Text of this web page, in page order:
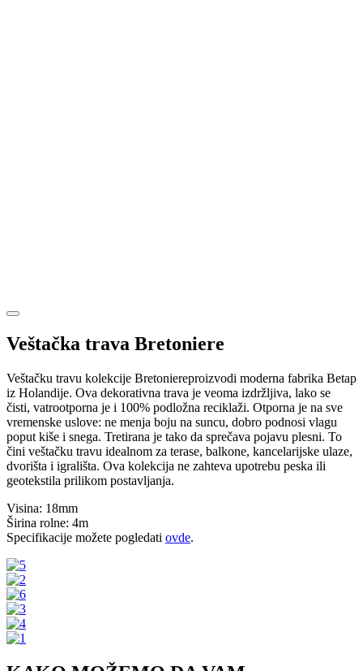
Veštačka trava Bretoniere
Veštačku travu kolekcije Bretoniereproizvodi moderna fabrika Betap
iz Holandije. Ova dekorativna trava je veoma izdržljiva, lako se
čisti, vatrootporna je i 100% podložna reciklaži. Otporna je na sve
vremenske uslove: ne menja boju na suncu, dobro podnosi vlagu
poput kiše i snega. Tretirana je tako da sprečava pojavu plesni. To
čini veštačku travu idealnom za terase, balkone, kancelarijske ulaze,
dvorišta i igrališta. Ova kolekcija ne zahteva upotrebu peska ili
geotekstila prilikom postavljanja.
Visina: 18mm
Širina rolne: 4m
Specifikacije možete pogledati ovde.